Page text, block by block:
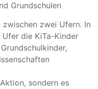
Grundschulen
zwei Ufern. In
Ufer die KiTa-Kinder
sondern es